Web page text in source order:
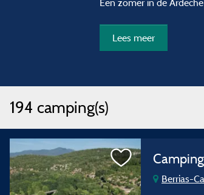
Een zomer in de
Lees meer
194 camping(s)
Berrias-